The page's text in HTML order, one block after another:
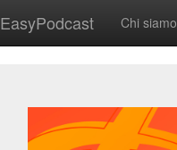
EasyPodcast Chi siamo